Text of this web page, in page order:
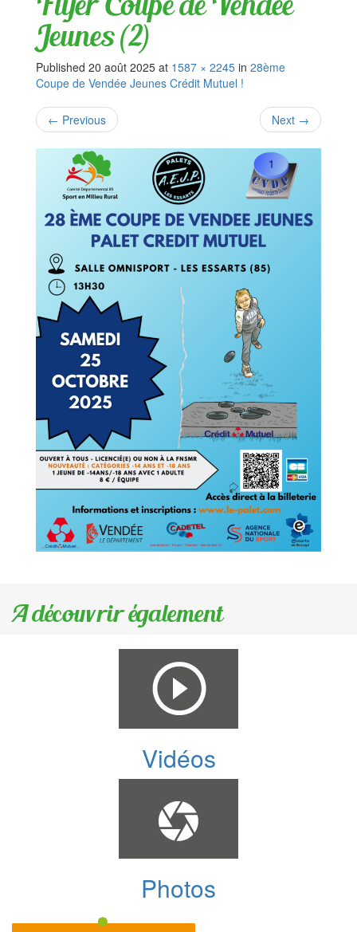
Jeunes (2)
Published 20 août 2025 at 1587 × 2245 in 28ème
Coupe de Vendée Jeunes Crédit Mutuel !
← Previous Next →
A découvrir également
Vidéos
Photos